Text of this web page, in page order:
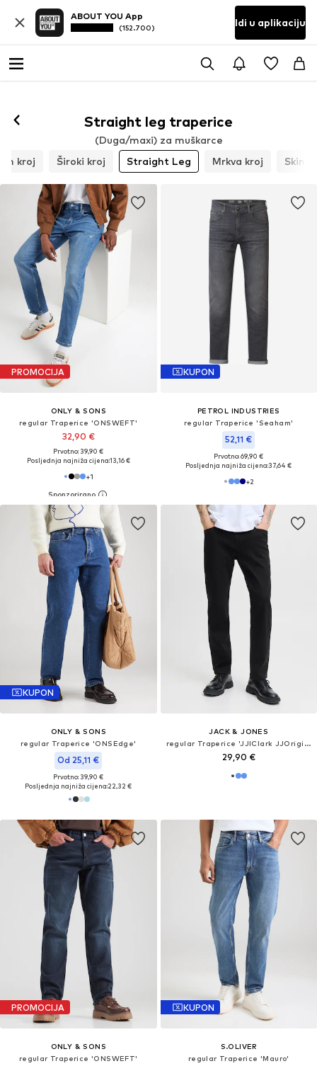
ABOUT YOU App
(152.700) Idi u aplikaciju
Straight leg traperice
(Duga/maxi) za muškarce
kroj
Široki kroj Straight Leg Mrkva kroj
PROMOCIJA
ONLY & SONS
regular Traperice 'ONSWEFT'
32,90 €
Prvotno: 39,90 €
Posljednja najniža cijena:13,16 €
+1
KUPON
PETROL INDUSTRIES
regular Traperice 'Seaham'
52,11 €
Prvotno: 69,90 €
Posljednja najniža cijena:37,64 €
+2
KUPON
ONLY & SONS
regular Traperice 'ONSEdge'
Od 25,11 €
Prvotno: 39,90 €
Posljednja najniža cijena:22,32 €
JACK & JONES
regular Traperice 'JJIClark JJOriginal'
29,90 €
PROMOCIJA
ONLY & SONS
regular Traperice 'ONSWEFT'
KUPON
S.OLIVER
regular Traperice 'Mauro'